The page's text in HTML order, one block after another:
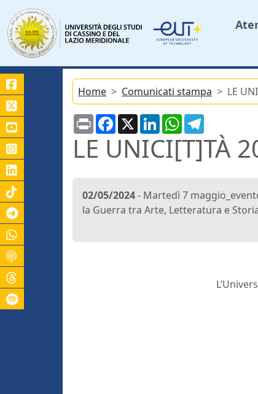
Home Comunicati stampa LE
PrintFacebook
X LinkedInWhatsApp
LE UNICI[T]TÀ
02/05/2024- Martedì 7
la Guerra tra Arte, Letteratura e
Canale Telegram Unicas